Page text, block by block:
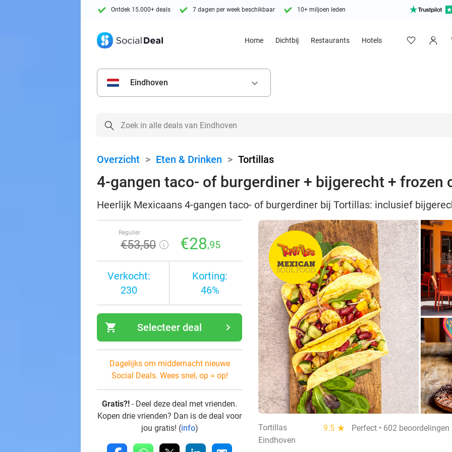
Ontdek 15.000+ deals 7 dagen per week beschikbaar 10+ miljoen leden
Home Dichtbij Restaurants Hotels
Eindhoven keyboard_arrow_down
Overzicht > Eten & Drinken > Tortillas
4-gangen taco- of burgerdiner + bijgerecht + frozen
Heerlijk Mexicaans 4-gangen taco- of burgerdiner bij Tortillas: inclusief
Regulier
€53,50 €28,95
Verkocht:
230
Korting:
46%
shopping_cart navigate_next
Selecteer deal
Dagelijks om middernacht nieuwe
Social Deals. Wees snel, op = op!
Gratis?! - Deel deze deal met vrienden.
Kopen drie vrienden? Dan is de deal voor
jou gratis! (info) Tortillas 9.5 star
Perfect • 602 beoordelingen
Eindhoven